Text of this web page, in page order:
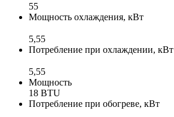
55
Мощность охлаждения, кВт
5,55
Потребление при охлаждении, кВт
5,55
Мощность
18 BTU
Потребление при обогреве, кВт